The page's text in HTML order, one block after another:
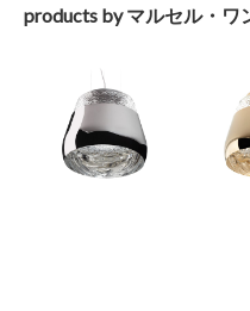
products by マルセル・ワ